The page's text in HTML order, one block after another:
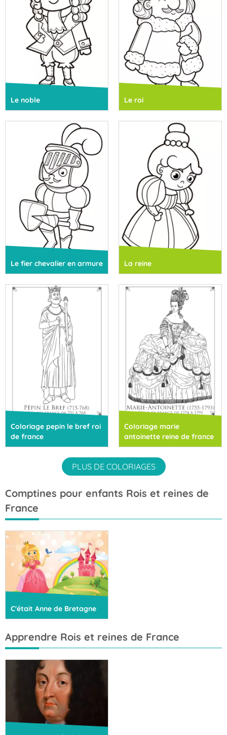
Le noble Le roi
Le fier chevalier en armure La reine
Coloriage pepin le bref roi
de france
Coloriage marie
antoinette reine de france
PLUS DE COLORIAGES
Comptines pour enfants Rois et reines de
France
C'était Anne de Bretagne
Apprendre Rois et reines de France